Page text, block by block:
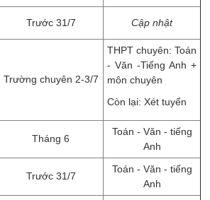
Trước 31/7 Cập nhật
Trường chuyên 2-3/7
THPT chuyên: Toán
- Văn -Tiếng Anh +
môn chuyên
Còn lại: Xét tuyển
Tháng 6
Toán - Văn - tiếng
Anh
Trước 31/7
Toán - Văn - tiếng
Anh